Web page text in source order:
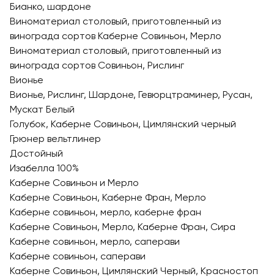
Бианко, шардоне
Виноматериал столовый, приготовленный из
винограда сортов Каберне Совиньон, Мерло
Виноматериал столовый, приготовленный из
винограда сортов Совиньон, Рислинг
Вионье
Вионье, Рислинг, Шардоне, Гевюрцтраминер, Русан,
Мускат Белый
Голубок, Каберне Совиньон, Цимлянский черный
Грюнер вельтлинер
Достойный
Изабелла 100%
Каберне Совиньон и Мерло
Каберне Совиньон, Каберне Фран, Мерло
Каберне совиньон, мерло, каберне фран
Каберне Совиньон, Мерло, Каберне Фран, Сира
Каберне совиньон, мерло, саперави
Каберне совиньон, саперави
Каберне Совиньон, Цимлянский Черный, Красностоп